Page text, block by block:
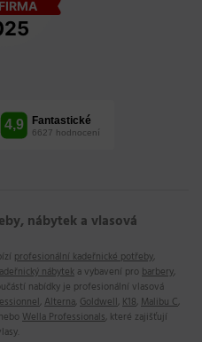
nábytek a vlasová
profesionální kadeřnické potřeby,
nábytek a vybavení probarbery,
nabídky je profesionální vlasová
, Alterna, Goldwell, K18, Malibu C,
neboWella Professionals, které zajišťují